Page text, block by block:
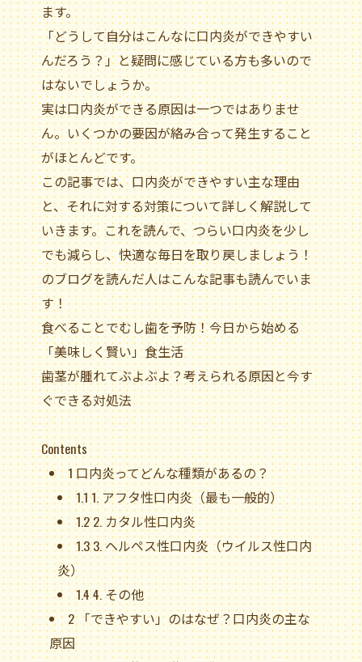
ます。
「どうして自分はこんなに口内炎ができやすい
んだろう？」と疑問に感じている方も多いので
はないでしょうか。
実は口内炎ができる原因は一つではありませ
ん。いくつかの要因が絡み合って発生すること
がほとんどです。
この記事では、口内炎ができやすい主な理由
と、それに対する対策について詳しく解説して
いきます。これを読んで、つらい口内炎を少し
でも減らし、快適な毎日を取り戻しましょう！
のブログを読んだ人はこんな記事も読んでいま
す！
食べることでむし歯を予防！今日から始める
「美味しく賢い」食生活
歯茎が腫れてぶよぶよ？考えられる原因と今す
ぐできる対処法
Contents
1口内炎ってどんな種類があるの？
1.11. アフタ性口内炎（最も一般的）
1.22. カタル性口内炎
1.33. ヘルペス性口内炎（ウイルス性口内
炎）
1.44. その他
2「できやすい」のはなぜ？口内炎の主な
原因